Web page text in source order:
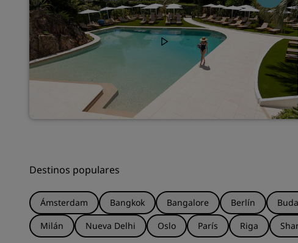
Destinos populares
Ámsterdam Bangkok Bangalore Berlín
Milán
Nueva Delhi Oslo París Riga